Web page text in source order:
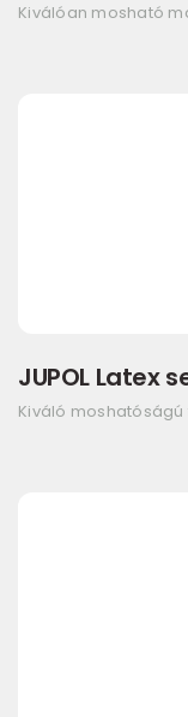
Kiválóan mosható
JUPOL Latex
Kiváló